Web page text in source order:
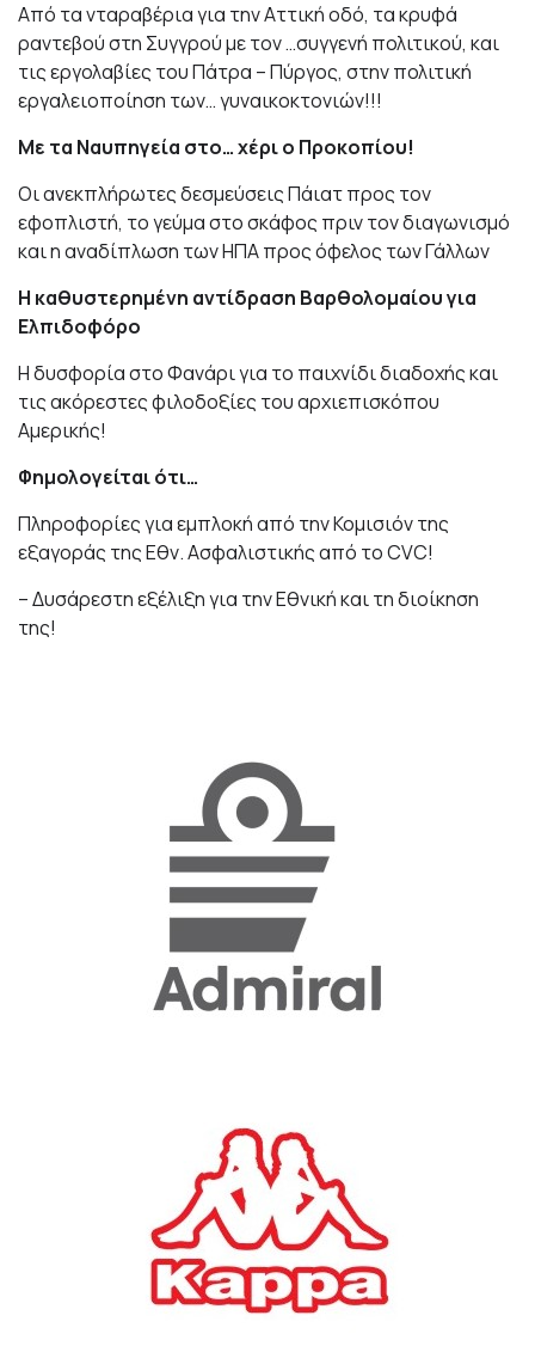
Από τα νταραβέρια για την Αττική οδό, τα κρυφά
ραντεβού στη Συγγρού με τον …συγγενή πολιτικού, και
τις εργολαβίες του Πάτρα – Πύργος, στην πολιτική
εργαλειοποίηση των… γυναικοκτονιών!!!
Με τα Ναυπηγεία στο… χέρι ο Προκοπίου!
Οι ανεκπλήρωτες δεσμεύσεις Πάιατ προς τον
εφοπλιστή, το γεύμα στο σκάφος πριν τον διαγωνισμό
και η αναδίπλωση των ΗΠΑ προς όφελος των Γάλλων
Η καθυστερημένη αντίδραση Βαρθολομαίου για
Ελπιδοφόρο
Η δυσφορία στο Φανάρι για το παιχνίδι διαδοχής και
τις ακόρεστες φιλοδοξίες του αρχιεπισκόπου
Αμερικής!
Φημολογείται ότι…
Πληροφορίες για εμπλοκή από την Κομισιόν της
εξαγοράς της Εθν. Ασφαλιστικής από το CVC!
– Δυσάρεστη εξέλιξη για την Εθνική και τη διοίκηση
της!